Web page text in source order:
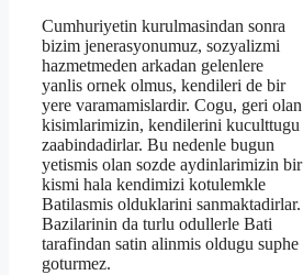
Cumhuriyetin kurulmasindan sonra
bizim jenerasyonumuz, sozyalizmi
hazmetmeden arkadan gelenlere
yanlis ornek olmus, kendileri de bir
yere varamamislardir. Cogu, geri olan
kisimlarimizin, kendilerini kuculttugu
zaabindadirlar. Bu nedenle bugun
yetismis olan sozde aydinlarimizin bir
kismi hala kendimizi kotulemkle
Batilasmis olduklarini sanmaktadirlar.
Bazilarinin da turlu odullerle Bati
tarafindan satin alinmis oldugu suphe
goturmez.